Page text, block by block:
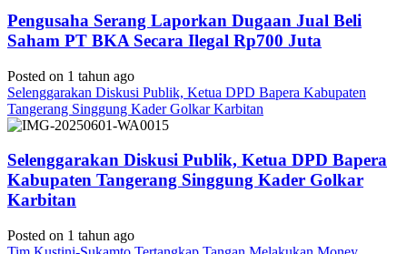
Pengusaha Serang Laporkan Dugaan Jual Beli
Saham PT BKA Secara Ilegal Rp700 Juta
Posted on 1 tahun ago
Selenggarakan Diskusi Publik, Ketua DPD Bapera Kabupaten
Tangerang Singgung Kader Golkar Karbitan
Selenggarakan Diskusi Publik, Ketua DPD Bapera
Kabupaten Tangerang Singgung Kader Golkar
Karbitan
Posted on 1 tahun ago